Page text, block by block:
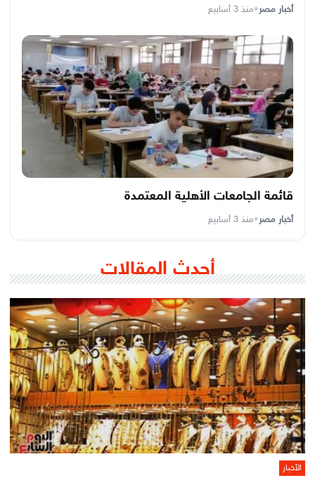
أخبار مصر•منذ 3 أسابيع
قائمة الجامعات الأهلية المعتمدة
أخبار مصر•منذ 3 أسابيع
أحدث المقالات
الأخبار